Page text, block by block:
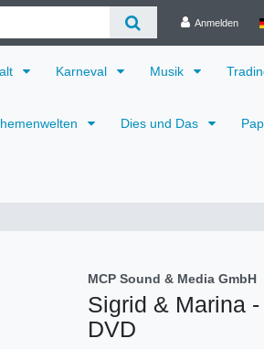
Anmelden
Karneval Musik
Dies und Das
MCP Sound & Media GmbH
Sigrid & Marina
DVD